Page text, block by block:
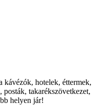
kávézók, hotelek, éttermek,
takarékszövetkezet,
helyen jár!